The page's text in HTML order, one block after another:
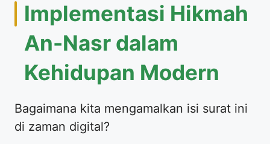
Implementasi Hikmah
An-Nasr dalam
Kehidupan Modern
Bagaimana kita mengamalkan isi surat ini
di zaman digital?